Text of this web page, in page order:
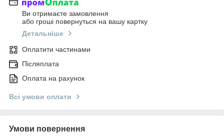
Ви отримаєте замовлення
або гроші повернуться на вашу картку
Детальніше
Оплатити частинами
Післяплата
Оплата на рахунок
Всі умови оплати
Умови повернення